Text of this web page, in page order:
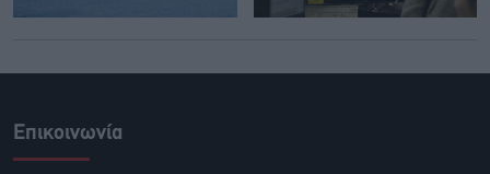
Επικοινωνία